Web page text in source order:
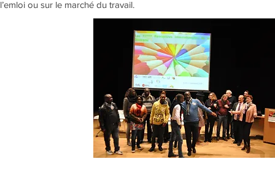
l’emloi ou sur le marché du travail.